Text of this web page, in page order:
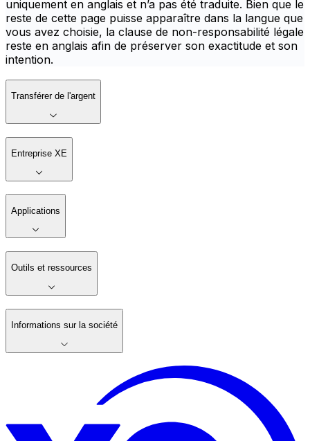
uniquement en anglais et n’a pas été traduite. Bien que le
reste de cette page puisse apparaître dans la langue que
vous avez choisie, la clause de non-responsabilité légale
reste en anglais afin de préserver son exactitude et son
intention.
Transférer de l'argent
Entreprise XE
Applications
Outils et ressources
Informations sur la société